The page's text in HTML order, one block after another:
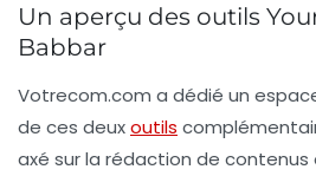
Un aperçu des outils
Babbar
Votrecom.com a dédié un
de ces deuxoutils
axé sur la rédaction de